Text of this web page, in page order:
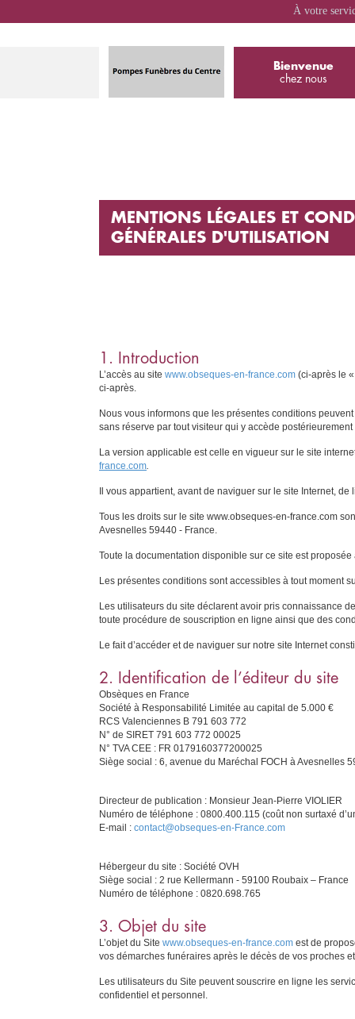
À votre
Bienvenue
chez nous
MENTIONS LÉGALES ET
GÉNÉRALES D'UTILISATION
1. Introduction
L’accès au site www.obseques-en-france.com (ci-après le
ci-après.
Nous vous informons que les présentes conditions
sans réserve par tout visiteur qui y accède
La version applicable est celle en vigueur sur le site
france.com.
Il vous appartient, avant de naviguer sur le site Internet,
Tous les droits sur le site www.obseques-en-france.com
Avesnelles 59440 - France.
Toute la documentation disponible sur ce site est
Les présentes conditions sont accessibles à tout moment
Les utilisateurs du site déclarent avoir pris connaissance
toute procédure de souscription en ligne ainsi que des
Le fait d’accéder et de naviguer sur notre site Internet
2. Identification de l’éditeur du site
Obsèques en France
Société à Responsabilité Limitée au capital de 5.000 €
RCS Valenciennes B 791 603 772
N° de SIRET 791 603 772 00025
N° TVA CEE : FR 0179160377200025
Siège social : 6, avenue du Maréchal FOCH à Avesnelles
Directeur de publication : Monsieur Jean-Pierre VIOLIER
Numéro de téléphone : 0800.400.115 (coût non surtaxé
E-mail : contact@obseques-en-France.com
Hébergeur du site : Société OVH
Siège social : 2 rue Kellermann - 59100 Roubaix – France
Numéro de téléphone : 0820.698.765
3. Objet du site
L’objet du Site www.obseques-en-france.com est de
vos démarches funéraires après le décès de vos proches
Les utilisateurs du Site peuvent souscrire en ligne les
confidentiel et personnel.